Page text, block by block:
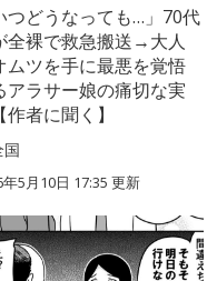
つどうなっても…」70代
全裸で救急搬送→大人
ムツを手に最悪を覚悟
アラサー娘の痛切な実
作者に聞く】
国
年5月10日 17:35 更新